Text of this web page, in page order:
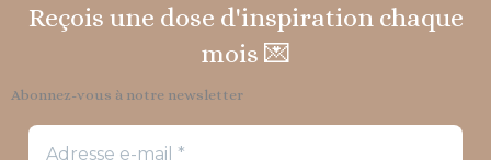
Reçois une dose d'inspiration chaque
mois 💌
Abonnez-vous à notre newsletter